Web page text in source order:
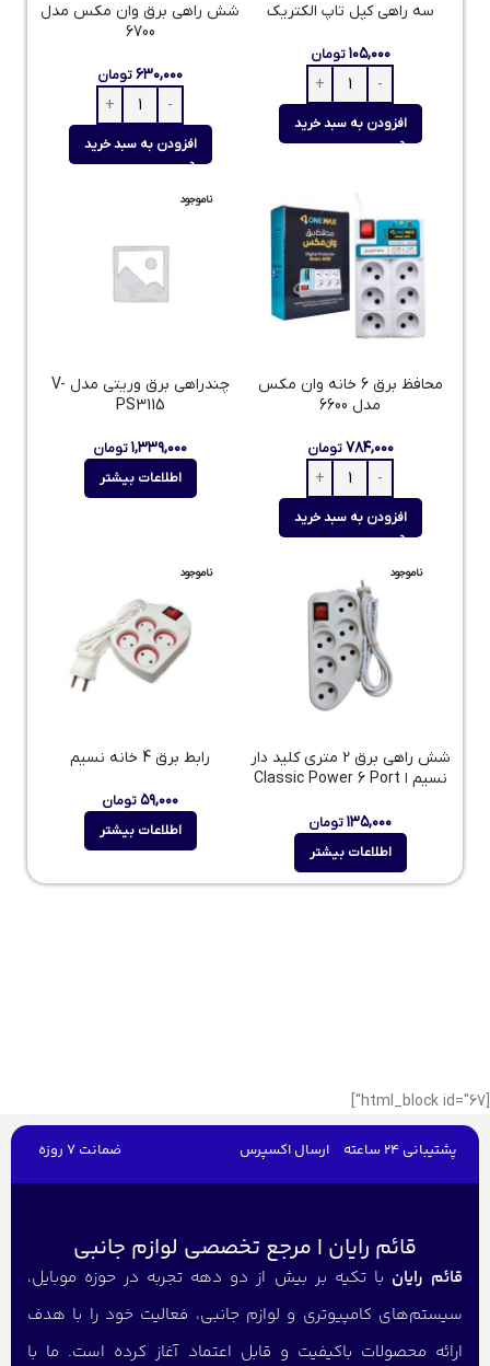
سه راهی کپل تاپ الکتریک
۱۰۵,۰۰۰ تومان
افزودن به سبد خرید
شش راهی برق وان مکس مدل
6700
۶۳۰,۰۰۰تومان
افزودن به سبد خرید
محافظ برق 6 خانه وان مکس
مدل 6600
۷۸۴,۰۰۰ تومان
افزودن به سبد خرید
ناموجود
چندراهی برق وریتی مدل V-
PS3115
۱,۳۳۹,۰۰۰تومان
اطلاعات بیشتر
ناموجود
شش راهی برق 2 متری کلید دار
نسیم ا Classic Power 6 Port
۱۳۵,۰۰۰تومان
اطلاعات بیشتر
ناموجود
رابط برق 4 خانه نسیم
۵۹,۰۰۰تومان
اطلاعات بیشتر
پشتیبانی 24 ساعته ارسال اکسپرس ضمانت 7 روزه
قائم رایان | مرجع تخصصی لوازم جانبی
قائم رایان با تکیه بر بیش از دو دهه تجربه در حوزه موبایل،
سیستم‌های کامپیوتری و لوازم جانبی، فعالیت خود را با هدف
ارائه محصولات باکیفیت و قابل اعتماد آغاز کرده است. ما با